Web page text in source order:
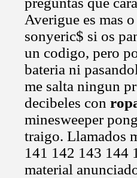
Averigue es mas
sonyeric$ si os
un codigo, pero
bateria ni
me salta ningun
decibeles con
minesweeper
traigo. Llamados
141 142 143 144
material